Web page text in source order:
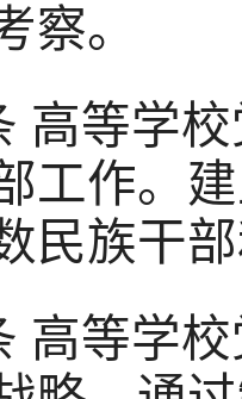
察。
高等学
工作。
民族干
高等学